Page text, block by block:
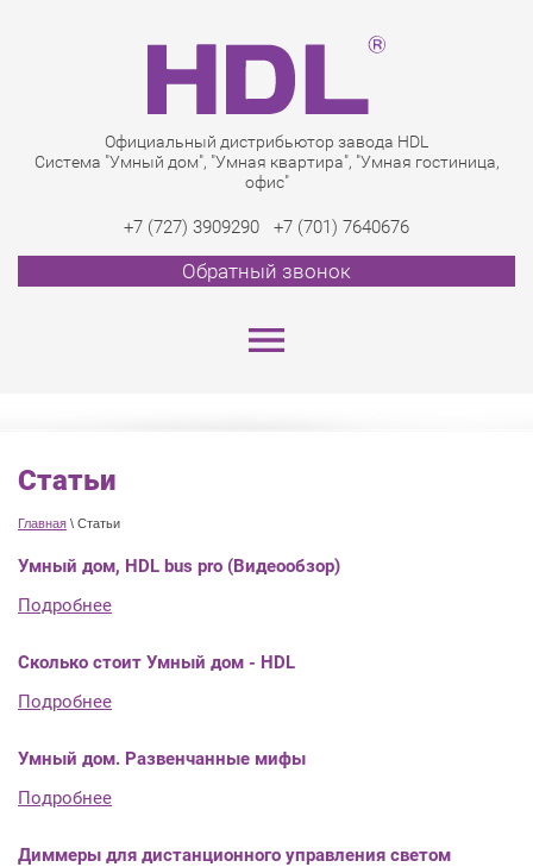
Официальный дистрибьютор завода HDL
Система "Умный дом", "Умная квартира", "Умная гостиница,
офис"
+7 (727) 3909290 +7 (701) 7640676
Обратный звонок
Статьи
Главная \ Статьи
Умный дом, HDL bus pro (Видеообзор)
Подробнее
Сколько стоит Умный дом - HDL
Подробнее
Умный дом. Развенчанные мифы
Подробнее
Диммеры для дистанционного управления светом